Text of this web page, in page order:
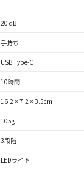
20 dB
手持ち
USB Type-C
10時間
16.2×7.2×3.5cm
105g
3段階
LEDライト